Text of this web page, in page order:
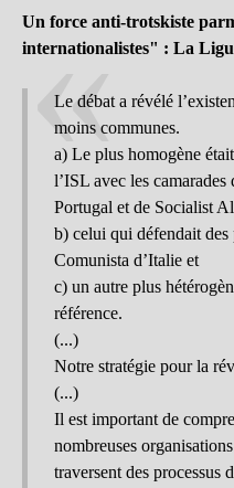
Un force anti-trotskiste
internationalistes" : La
Le débat a révélé
moins communes.
a) Le plus homogène
l’ISL avec les
Portugal et de Socialist
b) celui qui défendait
Comunista d’Italie et
c) un autre plus
référence.
(...)
Notre stratégie pour la
(...)
Il est important de
nombreuses
traversent des processus